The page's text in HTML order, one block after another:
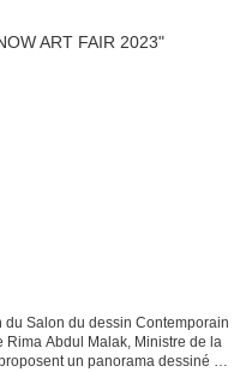
Salon du dessin Contemporain
Abdul Malak, Ministre de la
un panorama dessiné de